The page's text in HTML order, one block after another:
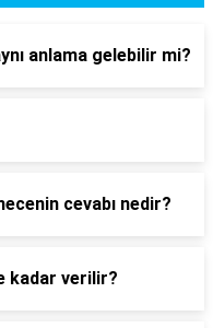
anlama gelebilir mi?
cevabı nedir?
kadar verilir?